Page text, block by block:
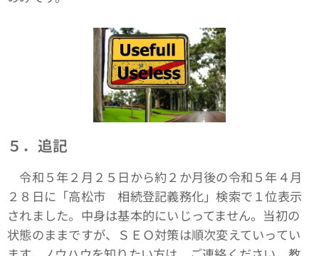
５．追記
令和５年２月２５日から約２か月後の令和５年４月
２８日に「高松市 相続登記義務化」検索で１位表示
されました。中身は基本的にいじってません。当初の
状態のままですが、ＳＥＯ対策は順次変えていってい